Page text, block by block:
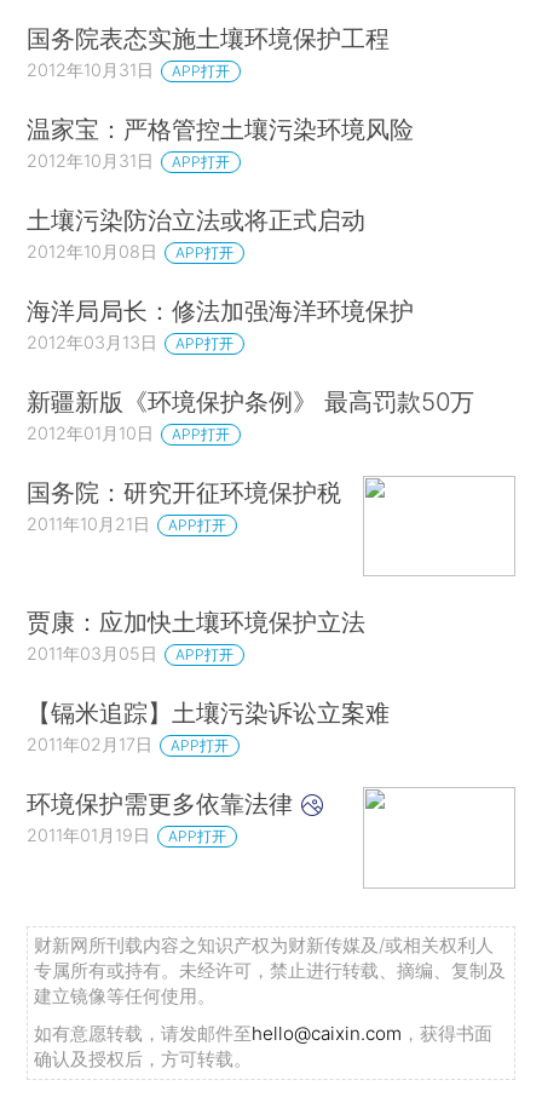
国务院表态实施土壤环境保护工程
2012年10月31日 APP打开
温家宝：严格管控土壤污染环境风险
2012年10月31日 APP打开
土壤污染防治立法或将正式启动
2012年10月08日 APP打开
海洋局局长：修法加强海洋环境保护
2012年03月13日 APP打开
新疆新版《环境保护条例》 最高罚款50万
2012年01月10日 APP打开
国务院：研究开征环境保护税
2011年10月21日 APP打开
贾康：应加快土壤环境保护立法
2011年03月05日 APP打开
【镉米追踪】土壤污染诉讼立案难
2011年02月17日 APP打开
环境保护需更多依靠法律
2011年01月19日 APP打开
财新网所刊载内容之知识产权为财新传媒及/或相关权利人
专属所有或持有。未经许可，禁止进行转载、摘编、复制及
建立镜像等任何使用。
如有意愿转载，请发邮件至hello@caixin.com ，获得书面
确认及授权后，方可转载。